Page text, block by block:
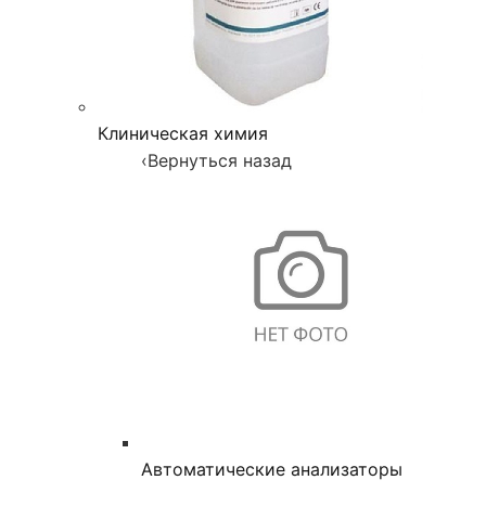
Клиническая химия
‹Вернуться назад
Автоматические анализаторы